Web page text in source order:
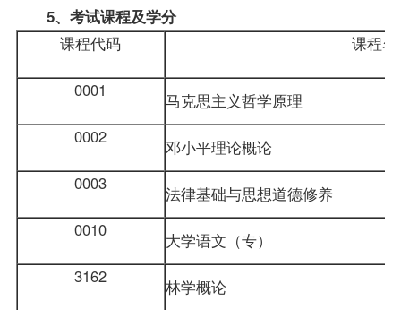
5、考试课程及学分
课程代码
课程
0001
马克思主义哲学原理
0002
邓小平理论概论
0003
法律基础与思想道德修养
0010
大学语文 （专）
3162
林学概论